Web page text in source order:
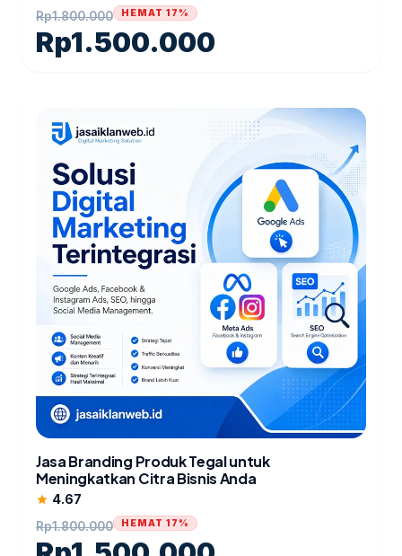
Rp1.800.000
Rp1.500.000
HEMAT 17%
Jasa Branding Produk Tegal untuk
Meningkatkan Citra Bisnis Anda
star 4.67
Rp1.800.000 HEMAT 17%